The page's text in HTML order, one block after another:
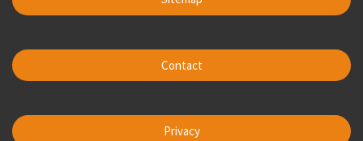
Contact
Privacy